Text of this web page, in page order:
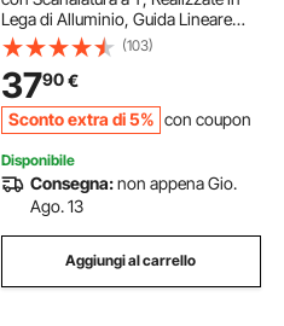
Lega di Alluminio, Guida Lineare
Anodizzata Estruso ad Alta
Resistenza per Stampante,
Incisione Laser, Nero 1200 mm
(103)
3790€
Sconto extra di 5% con coupon
Disponibile
Consegna:non appena Gio.
Ago. 13
Aggiungi al carrello